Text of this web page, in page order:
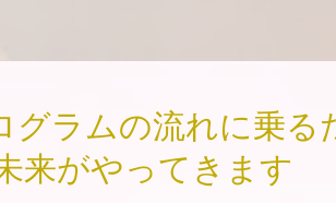
グラムの流れに乗る
来がやってきます